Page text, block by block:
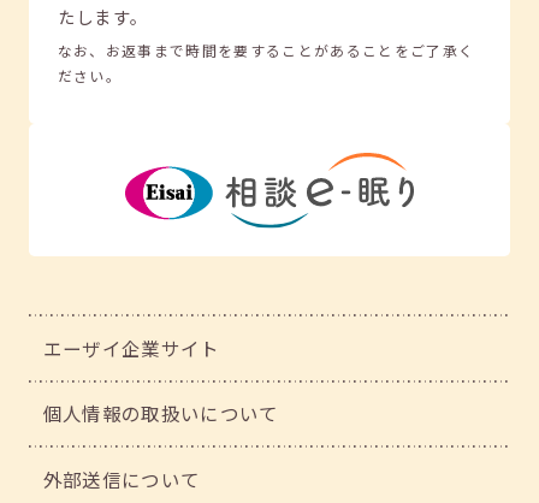
たします。
なお、お返事まで時間を要することがあることをご了承く
ださい。
エーザイ企業サイト
個人情報の取扱いについて
外部送信について